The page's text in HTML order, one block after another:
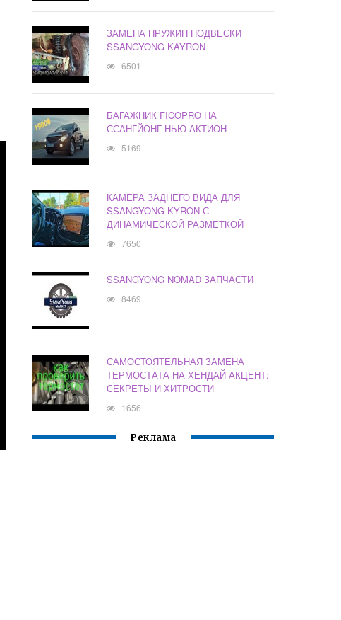
ЗАМЕНА ПРУЖИН ПОДВЕСКИ
SSANGYONG KAYRON
6501
БАГАЖНИК FICOPRO НА
ССАНГЙОНГ НЬЮ АКТИОН
5169
КАМЕРА ЗАДНЕГО ВИДА ДЛЯ
SSANGYONG KYRON С
ДИНАМИЧЕСКОЙ РАЗМЕТКОЙ
7650
SSANGYONG NOMAD ЗАПЧАСТИ
8469
САМОСТОЯТЕЛЬНАЯ ЗАМЕНА
ТЕРМОСТАТА НА ХЕНДАЙ АКЦЕНТ:
СЕКРЕТЫ И ХИТРОСТИ
1656
Реклама